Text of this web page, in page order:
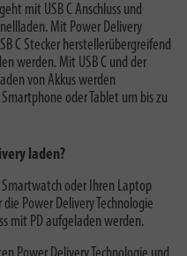
mit USB C Anschluss und
Mit Power Delivery
C Stecker herstellerübergreifend
werden. Mit USB C und der
von Akkus werden
oder Tablet um bis zu
laden?
oder Ihren Laptop
Power Delivery Technologie
mit PD aufgeladen werden.